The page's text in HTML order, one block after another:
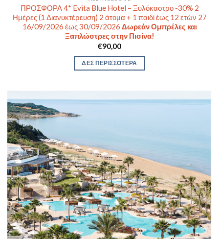
ΠΡΟΣΦΟΡΑ 4* Evita Blue Hotel – Ξυλόκαστρο -30% 2
Ημέρες (1 Διανυκτέρευση) 2 άτομα + 1 παιδί έως 12 ετών 27
16/09/2026 έως 30/09/2026 Δωρεάν Ομπρέλες και
Ξαπλώστρες στην Πισίνα!
€90,00
ΔΕΣ ΠΕΡΙΣΣΟΤΕΡΑ